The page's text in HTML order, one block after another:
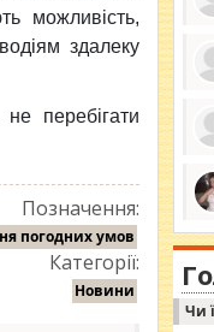
можливість,
здалеку
перебігати
Позначення:
погодних умов
Категорії:
Новини
за
ми
in
Чи